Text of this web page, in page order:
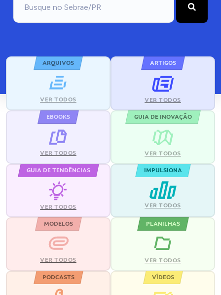
ARQUIVOS
VER TODOS
ARTIGOS
VER TODOS
EBOOKS
VER TODOS
GUIA DE INOVAÇÃO
VER TODOS
GUIA DE TENDÊNCIAS
VER TODOS
IMPULSIONA
VER TODOS
MODELOS
VER TODOS
PLANILHAS
VER TODOS
PODCASTS VÍDEOS